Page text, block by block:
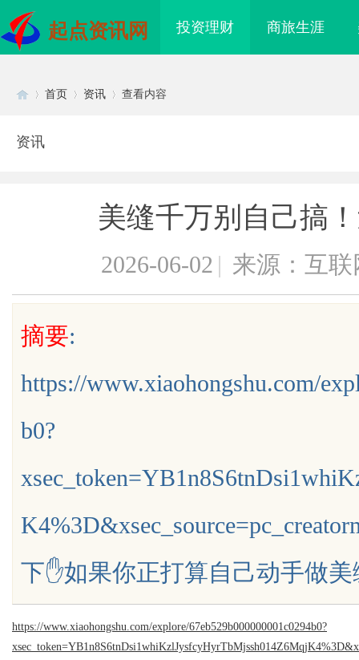
起点资讯网 投资理财 商旅生涯
uz
!
首页 资讯 查看内容
资讯
美缝千万别自己搞
2026-06-02 | 来源：互联
摘要:
https://www.xiaohongshu.com/
b0?
下✋如果你正打算自己动手做
https://www.xiaohongshu.com/explore/67eb529b000000001c0294b0?